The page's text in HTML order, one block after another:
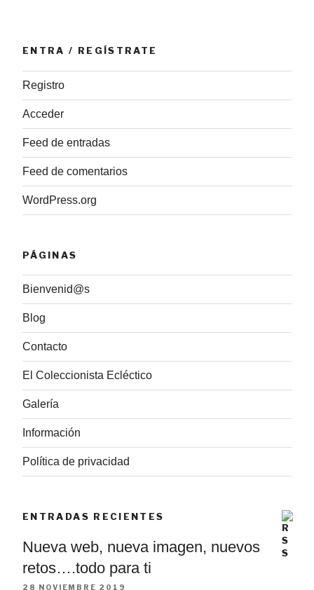
ENTRA / REGÍSTRATE
Registro
Acceder
Feed de entradas
Feed de comentarios
WordPress.org
PÁGINAS
Bienvenid@s
Blog
Contacto
El Coleccionista Ecléctico
Galería
Información
Política de privacidad
ENTRADAS RECIENTES
Nueva web, nueva imagen, nuevos
retos….todo para ti
28 NOVIEMBRE 2019